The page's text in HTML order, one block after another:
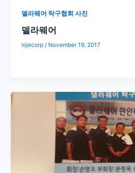
델라웨어 탁구협회 사진
델라웨어
lojecorp/ November 19, 2017